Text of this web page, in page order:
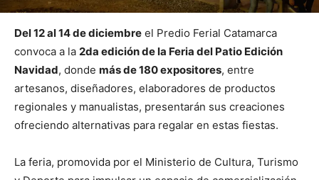
Del 12 al 14 de diciembre el Predio Ferial Catamarca
convoca a la 2da edición de la Feria del Patio Edición
Navidad, donde más de 180 expositores, entre
artesanos, diseñadores, elaboradores de productos
regionales y manualistas, presentarán sus creaciones
ofreciendo alternativas para regalar en estas fiestas.
La feria, promovida por el Ministerio de Cultura, Turismo